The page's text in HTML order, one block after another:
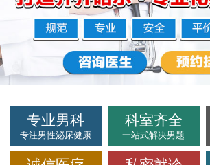
专业男科
专注男性泌尿健康
科室齐全
一站式解决男题